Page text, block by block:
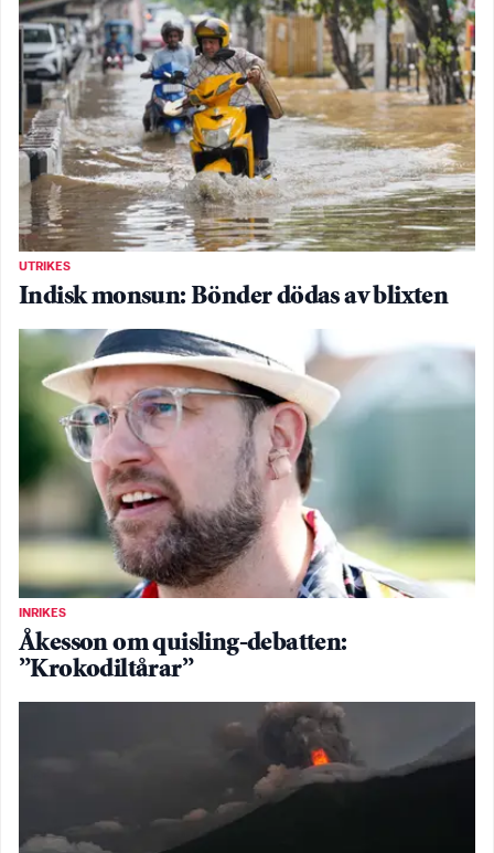
UTRIKES
Indisk monsun: Bönder dödas av blixten
INRIKES
Åkesson om quisling-debatten:
”Krokodiltårar”